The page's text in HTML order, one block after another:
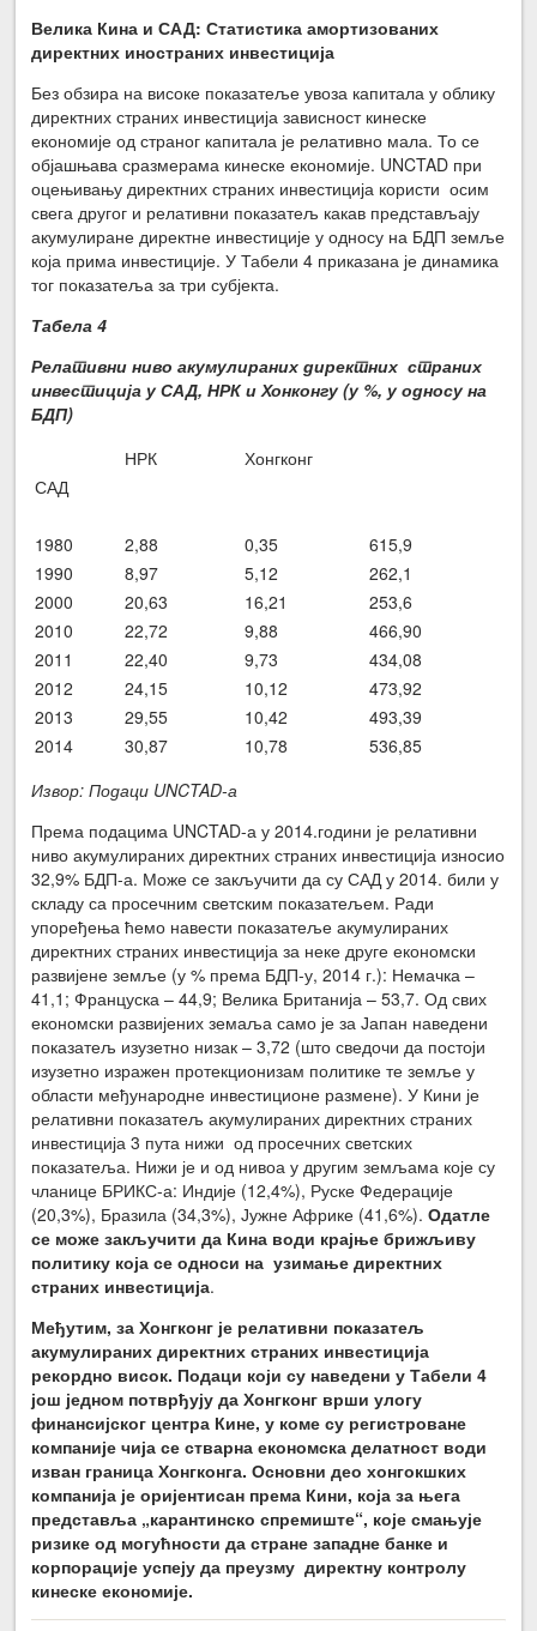
Велика Кина и САД: Статистика амортизованих
директних иностраних инвестиција
Без обзира на високе показатеље увоза капитала у облику
директних страних инвестиција зависност кинеске
економије од страног капитала је релативно мала. То се
објашњава сразмерама кинеске економије. UNCTAD при
оцењивању директних страних инвестиција користи осим
свега другог и релативни показатељ какав представљају
акумулиране директне инвестиције у односу на БДП земље
која прима инвестиције. У Табели 4 приказана је динамика
тог показатеља за три субјекта.
Табела 4
Релативни ниво акумулираних директних страних
инвестиција у САД, НРК и Хонконгу (у %, у односу на
БДП)
САД
НРК Хонгконг
1980 2,88 0,35
615,9
1990
8,97 5,12
262,1
2000
20,63 16,21
253,6
2010
22,72 9,88
466,90
2011
22,40 9,73
434,08
2012
24,15 10,12
473,92
2013
29,55 10,42
493,39
2014
30,87 10,78
536,85
Извор: Подаци UNCTAD-а
Према подацима UNCTAD-а у 2014.години је релативни
ниво акумулираних директних страних инвестиција износио
32,9% БДП-а. Може се закључити да су САД у 2014. били у
складу са просечним светским показатељем. Ради
упоређења ћемо навести показатеље акумулираних
директних страних инвестиција за неке друге економски
развијене земље (у % према БДП-у, 2014 г.): Немачка –
41,1; Француска – 44,9; Велика Британија – 53,7. Од свих
економски развијених земаља само је за Јапан наведени
показатељ изузетно низак – 3,72 (што сведочи да постоји
изузетно изражен протекционизам политике те земље у
области међународне инвестиционе размене). У Кини је
релативни показатељ акумулираних директних страних
инвестиција 3 пута нижи од просечних светских
показатеља. Нижи је и од нивоа у другим земљама које су
чланице БРИКС-а: Индије (12,4%), Руске Федерације
(20,3%), Бразила (34,3%), Јужне Африке (41,6%).Одатле
се може закључити да Кина води крајње брижљиву
политику која се односи на узимање директних
страних инвестиција.
Међутим, за Хонгконг је релативни показатељ
акумулираних директних страних инвестиција
рекордно висок. Подаци који су наведени у Табели 4
још једном потврђују да Хонгконг врши улогу
финансијског центра Кине, у коме су регистроване
компаније чија се стварна економска делатност води
изван граница Хонгконга. Основни део хонгокшких
компанија је оријентисан према Кини, која за њега
представља „карантинско спремиште“, које смањује
ризике од могућности да стране западне банке и
корпорације успеју да преузму директну контролу
кинеске економије.